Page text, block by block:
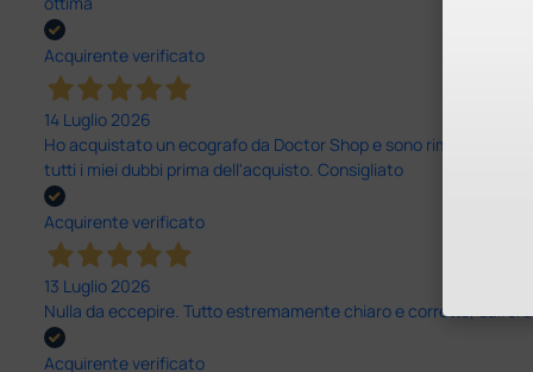
Acquirente verificato
14 Luglio 2026
Ho acquistato un ecografo da Doctor Shop e sono rimasto
tutti i miei dubbi prima dell'acquisto. Consigliato
Acquirente verificato
13 Luglio 2026
Nulla da eccepire. Tutto estremamente chiaro e corretto,
Acquirente verificato